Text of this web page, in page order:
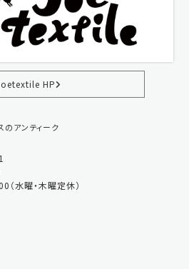
HP
のアンティーク
水曜・木曜定休）